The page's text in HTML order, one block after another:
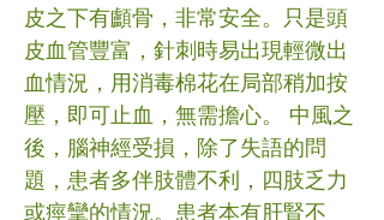
皮之下有顱骨，非常安全。只是頭
皮血管豐富，針刺時易出現輕微出
血情況，用消毒棉花在局部稍加按
壓，即可止血，無需擔心。 中風之
後，腦神經受損，除了失語的問
題，患者多伴肢體不利，四肢乏力
或痙攣的情況。患者本有肝腎不